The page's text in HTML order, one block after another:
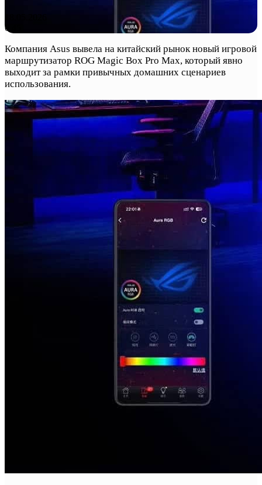
0
Компания Asus вывела на китайский рынок новый игровой
маршрутизатор ROG Magic Box Pro Max, который явно
выходит за рамки привычных домашних сценариев
использования.